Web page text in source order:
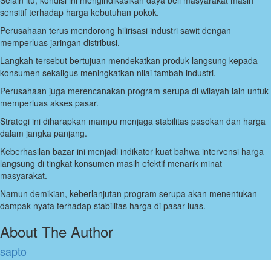
sensitif terhadap harga kebutuhan pokok.
Perusahaan terus mendorong hilirisasi industri sawit dengan
memperluas jaringan distribusi.
Langkah tersebut bertujuan mendekatkan produk langsung kepada
konsumen sekaligus meningkatkan nilai tambah industri.
Perusahaan juga merencanakan program serupa di wilayah lain untuk
memperluas akses pasar.
Strategi ini diharapkan mampu menjaga stabilitas pasokan dan harga
dalam jangka panjang.
Keberhasilan bazar ini menjadi indikator kuat bahwa intervensi harga
langsung di tingkat konsumen masih efektif menarik minat
masyarakat.
Namun demikian, keberlanjutan program serupa akan menentukan
dampak nyata terhadap stabilitas harga di pasar luas.
About The Author
sapto